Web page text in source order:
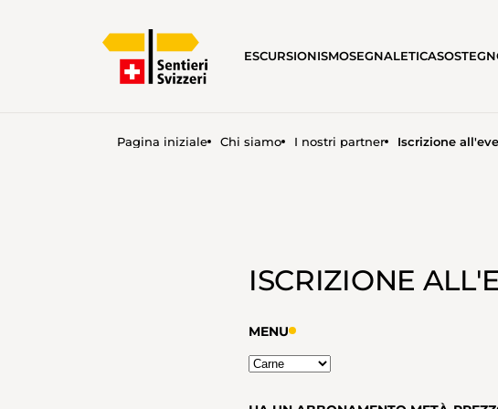
ESCURSIONISMOSEGNALETICA
Pagina iniziale Chi siamo I nostri partner Iscrizione
ISCRIZIONE
MENU